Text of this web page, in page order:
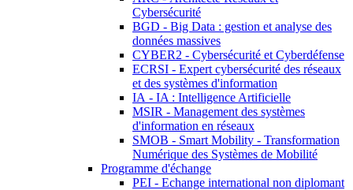
Cybersécurité
BGD - Big Data : gestion et analyse des
données massives
CYBER2 - Cybersécurité et Cyberdéfense
ECRSI - Expert cybersécurité des réseaux
et des systèmes d'information
IA - IA : Intelligence Artificielle
MSIR - Management des systèmes
d'information en réseaux
SMOB - Smart Mobility - Transformation
Numérique des Systèmes de Mobilité
Programme d'échange
PEI - Echange international non diplomant